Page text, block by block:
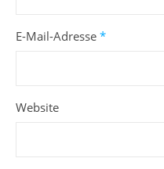
E-Mail-Adresse *
Website